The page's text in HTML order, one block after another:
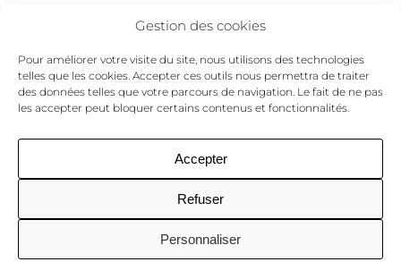
Gestion des cookies
Pour améliorer votre visite du site, nous utilisons des technologies
telles que les cookies. Accepter ces outils nous permettra de traiter
des données telles que votre parcours de navigation. Le fait de ne pas
les accepter peut bloquer certains contenus et fonctionnalités.
Accepter
Refuser
Personnaliser
MENTIONS LÉGALES
POLITIQUE DE CONFIDENTIALITÉ
COOKIES
NEWSLETTER
pour ne jamais passer à côté d’un événement.